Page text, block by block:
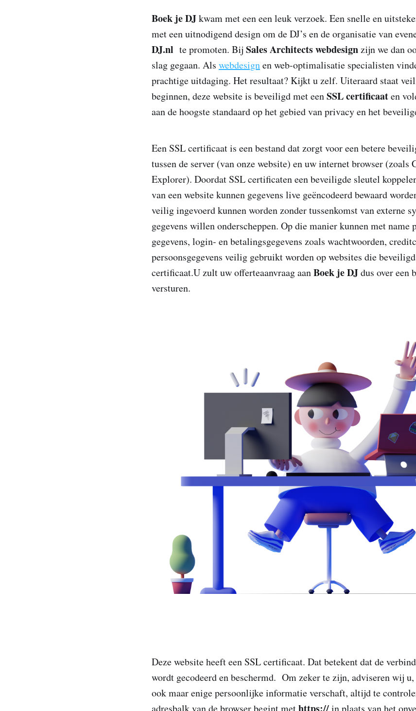
Boek je DJkwam met een een leuk verzoek. Een snelle en
met een uitnodigend design om de DJ’s en de organisatie van
DJ.nl te promoten. Bij Sales Architects webdesignzijn we dan
slag gegaan. Als webdesignen web-optimalisatie specialisten
prachtige uitdaging. Het resultaat? Kijkt u zelf. Uiteraard staat
beginnen, deze website is beveiligd met eenSSL certificaaten
aan de hoogste standaard op het gebied van privacy en het
Een SSL certificaat is een bestand dat zorgt voor een betere
tussen de server (van onze website) en uw internet browser (zoals
Explorer). Doordat SSL certificaten een beveiligde sleutel
van een website kunnen gegevens live geëncodeerd bewaard
veilig ingevoerd kunnen worden zonder tussenkomst van externe
gegevens willen onderscheppen. Op die manier kunnen met name
gegevens, login- en betalingsgegevens zoals wachtwoorden,
persoonsgegevens veilig gebruikt worden op websites die
certificaat.U zult uw offerteaanvraag aanBoek je DJdus over een
versturen.
Deze website heeft een SSL certificaat. Dat betekent dat de
wordt gecodeerd en beschermd. Om zeker te zijn, adviseren wij
ook maar enige persoonlijke informatie verschaft, altijd te
adresbalk van de browser begint met
in plaats van het